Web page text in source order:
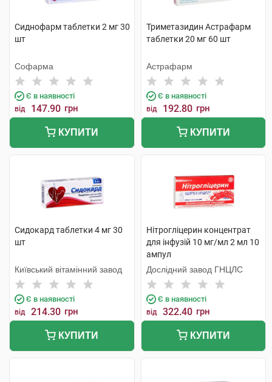
Сиднофарм таблетки 2 мг 30
шт
Софарма
Є в наявності
від 147.90 грн
КУПИТИ
Триметазидин Астрафарм
таблетки 20 мг 60 шт
Астрафарм
Є в наявності
від 192.80 грн
КУПИТИ
Сидокард таблетки 4 мг 30
шт
Київський вітамінний завод
Є в наявності
від 214.30 грн
КУПИТИ
Нітрогліцерин концентрат
для інфузій 10 мг/мл 2 мл 10
ампул
Дослідний завод ГНЦЛС
Є в наявності
від 322.40 грн
КУПИТИ